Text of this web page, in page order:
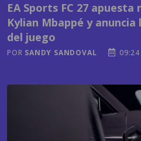
EA Sports FC 27
Kylian Mbappé y
del juego
POR SANDY SANDOVAL 09:24